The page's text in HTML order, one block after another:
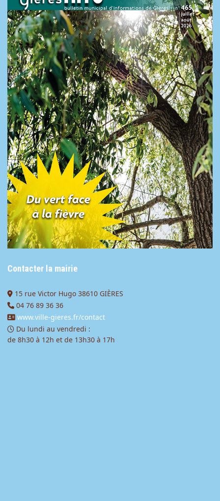
Contacter la mairie
15 rue Victor Hugo 38610 GIÈRES
04 76 89 36 36
www.ville-gieres.fr/contact
Du lundi au vendredi :
de 8h30 à 12h et de 13h30 à 17h